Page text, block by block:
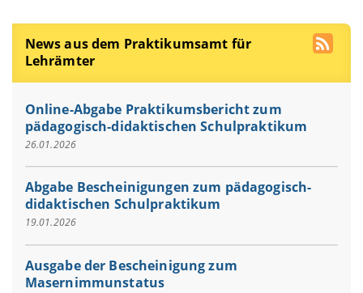
News aus dem Praktikumsamt für
Lehrämter
Online-Abgabe Praktikumsbericht zum
pädagogisch-didaktischen Schulpraktikum
26.01.2026
Abgabe Bescheinigungen zum pädagogisch-
didaktischen Schulpraktikum
19.01.2026
Ausgabe der Bescheinigung zum
Masernimmunstatus